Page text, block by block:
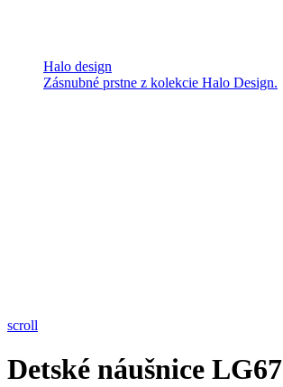
Halo design
Zásnubné prstne z kolekcie Halo Design.
scroll
Detské náušnice LG67